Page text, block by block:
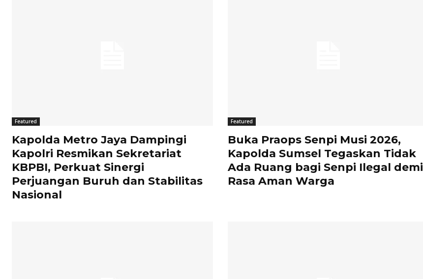
Featured
Kapolda Metro Jaya Dampingi
Kapolri Resmikan Sekretariat
KBPBI, Perkuat Sinergi
Perjuangan Buruh dan Stabilitas
Nasional
Featured
Buka Praops Senpi Musi 2026,
Kapolda Sumsel Tegaskan Tidak
Ada Ruang bagi Senpi Ilegal demi
Rasa Aman Warga